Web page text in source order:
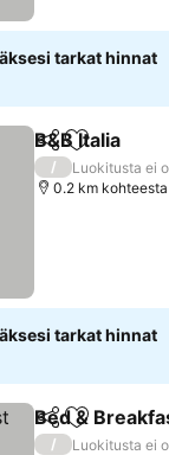
tarkat hinnat
Jaa Lisää
B&B Italia
/
Luokitusta ei
0.2 km
tarkat hinnat
Jaa Lisää
Bed &
/
Luokitusta ei